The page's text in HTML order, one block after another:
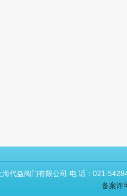
海代益阀门有限公司-电 话：021-
备案许